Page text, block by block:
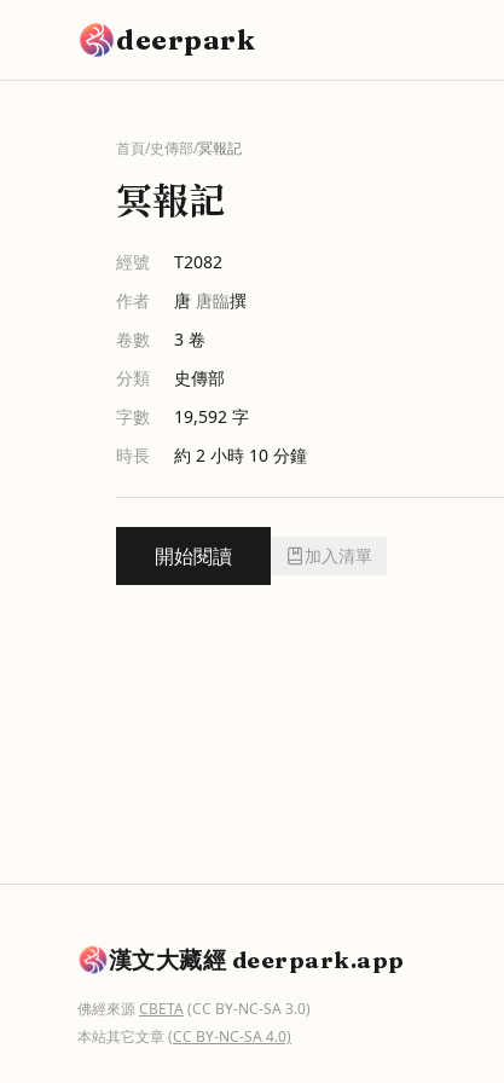
deerpark
首頁/史傳部/冥報記
冥報記
經號
T2082
作者
唐 唐臨撰
卷數
3 卷
分類
史傳部
字數
19,592 字
時長
約 2 小時 10 分鐘
開始閱讀 加入清單
漢文大藏經 deerpark.app
佛經來源CBETA(CC BY-NC-SA 3.0)
本站其它文章(CC BY-NC-SA 4.0)